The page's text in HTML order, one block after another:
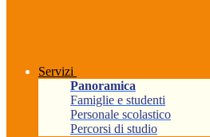
Servizi
Panoramica
Famiglie e studenti
Personale scolastico
Percorsi di studio